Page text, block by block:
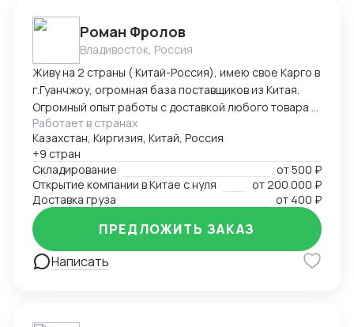
Роман Фролов
Владивосток, Россия
Живу на 2 страны ( Китай-Россия), имею свое Карго в
г.Гуанчжоу, огромная база поставщиков из Китая.
Огромный опыт работы с доставкой любого товара в
Страны Средней Азии. Поиск, выкуп, валюта, обмен,
инспекция.
Работает в странах
Казахстан, Киргизия, Китай, Россия
+9 стран
Складирование
от500 ₽
Открытие компании в Китае с нуля
от200 000 ₽
Доставка груза
от 400 ₽
Написать
ПРЕДЛОЖИТЬ ЗАКАЗ